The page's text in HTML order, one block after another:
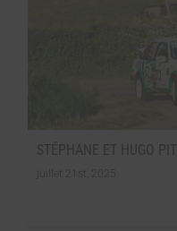
STÉPHANE ET HUGO PIT
juillet 21st, 2025